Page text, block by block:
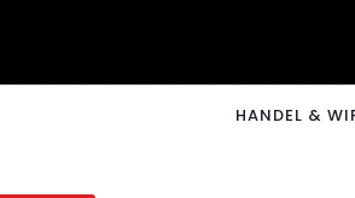
HANDEL &